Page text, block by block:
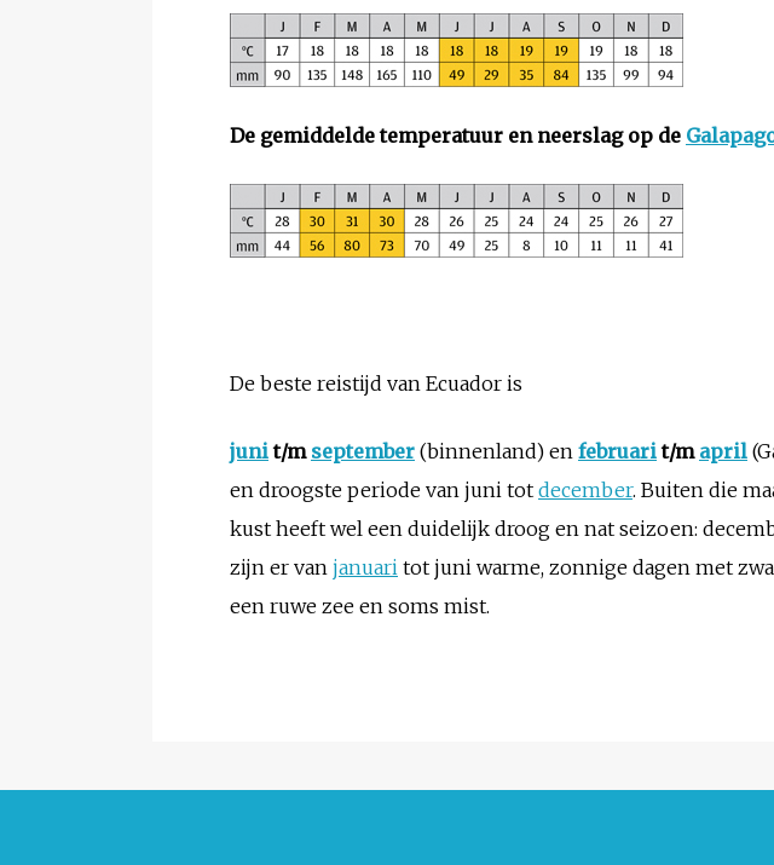
De gemiddelde temperatuur en neerslag op de
De beste reistijd van Ecuador is
junit/m september (binnenland) en februarit/m april
en droogste periode van juni tot december. Buiten die
kust heeft wel een duidelijk droog en nat seizoen:
zijn er van januari tot juni warme, zonnige dagen met
een ruwe zee en soms mist.